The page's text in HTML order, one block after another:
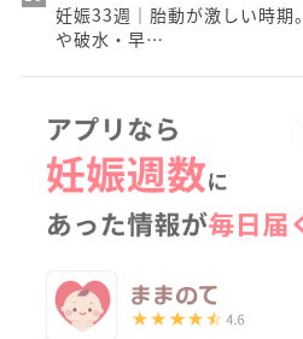
妊娠33週｜胎動が激しい時期
や破水・早…